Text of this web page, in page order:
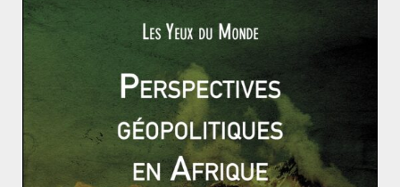
Le mythe des terroristes « loups solitaires » (2/2)
La Révolution énergétique cubaine : quelle indépend
ance pour Cuba ?